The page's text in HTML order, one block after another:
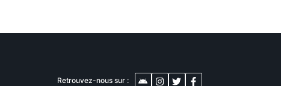
Retrouvez-nous sur :